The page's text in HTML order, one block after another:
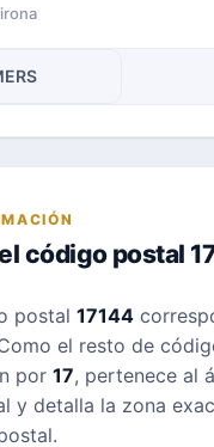
código postal
postal 17144
el resto de
por 17, pertenece al
y detalla la zona